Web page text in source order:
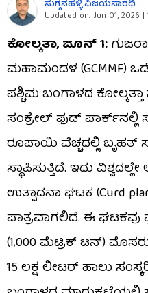
ಸುಗ್ಗನಹಳ್ಳಿ ವಿಜಯಸಾರಥಿ
Updated on: Jun 01, 2026 |
ಕೋಲ್ಕತಾ, ಜೂನ್ 1:
ಮಹಾಮಂಡಳ (GCMMF)
ಪಶ್ಚಿಮ ಬಂಗಾಳದ
ಸಂಕ್ರೇಲ್ ಫುಡ್ ಪಾರ್ಕ್‌ನಲ್ಲಿ
ರೂಪಾಯಿ ವೆಚ್ಚದಲ್ಲಿ ಬೃಹತ್
ಸ್ಥಾಪಿಸುತ್ತಿದೆ. ಇದು
ಉತ್ಪಾದನಾ ಘಟಕ (Curd
ಪಾತ್ರವಾಗಲಿದೆ. ಈ ಘಟಕವು
(1,000 ಮೆಟ್ರಿಕ್ ಟನ್)
15 ಲಕ್ಷ ಲೀಟರ್ ಹಾಲು